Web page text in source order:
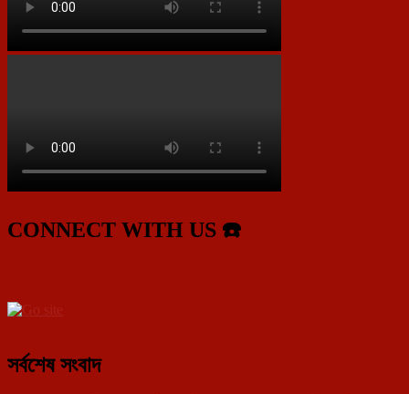
CONNECT WITH US ☎️
সর্বশেষ সংবাদ